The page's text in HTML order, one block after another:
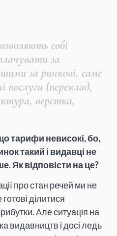
собі
за
за ринкові, саме
послуги (переклад,
верстка,
тарифи невисокі, бо,
такий і видавці не
Як відповісти на це?
про стан речей ми не
ділитися
Але ситуація на
видавництв і досі ледь